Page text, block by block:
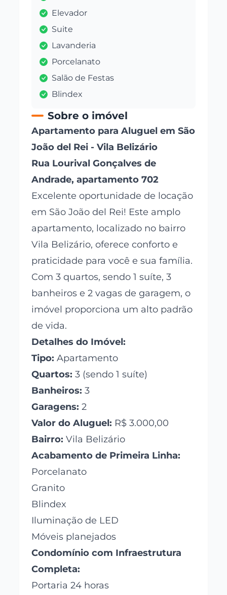
Elevador
Suite
Lavanderia
Porcelanato
Salão de Festas
Blindex
Sobre o imóvel
Apartamento para Aluguel em São
João del Rei - Vila Belizário
Rua Lourival Gonçalves de
Andrade, apartamento 702
Excelente oportunidade de locação
em São João del Rei! Este amplo
apartamento, localizado no bairro
Vila Belizário, oferece conforto e
praticidade para você e sua família.
Com 3 quartos, sendo 1 suíte, 3
banheiros e 2 vagas de garagem, o
imóvel proporciona um alto padrão
de vida.
Detalhes do Imóvel:
Tipo: Apartamento
Quartos: 3 (sendo 1 suíte)
Banheiros: 3
Garagens: 2
Valor do Aluguel: R$ 3.000,00
Bairro: Vila Belizário
Acabamento de Primeira Linha:
Porcelanato
Granito
Blindex
Iluminação de LED
Móveis planejados
Condomínio com Infraestrutura
Completa:
Portaria 24 horas